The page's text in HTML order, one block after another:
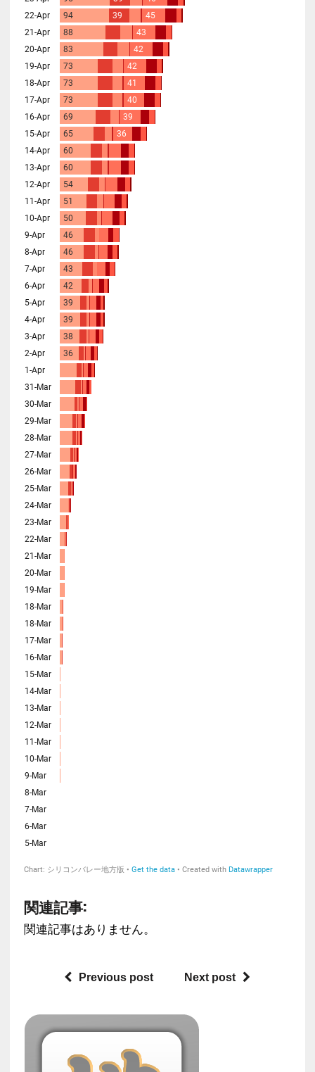
関連記事:
関連記事はありません。
Previous post Next post